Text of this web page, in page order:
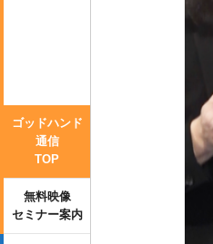
ゴッドハンド
通信
TOP
無料映像
セミナー案内